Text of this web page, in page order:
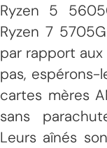
Ryzen 5
Ryzen 7
par rapport
pas,
cartes mères
sans
Leurs aînés